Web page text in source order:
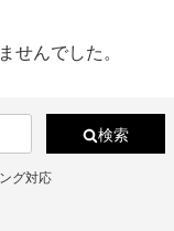
せんでした。
検索
グ対応